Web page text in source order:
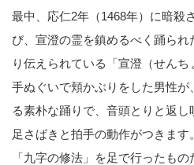
最中、応仁2年（1468年）に暗殺
び、宣澄の霊を鎮めるべく踊ら
り伝えられている「宣澄（せん
手ぬぐいで頬かぶりをした男性
る素朴な踊りで、音頭とりと返
足さばきと拍手の動作がつきます
「九字の修法」を足で行ったも